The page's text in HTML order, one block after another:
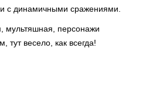
с динамичными сражениями.
мультяшная, персонажи
весело, как всегда!